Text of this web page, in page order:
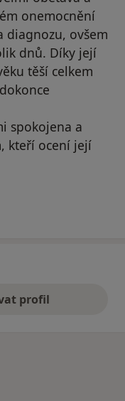
onemocnění
diagnozu, ovšem
dnů. Díky její
těší celkem
spokojena a
kteří ocení její
Jindřiška
profil